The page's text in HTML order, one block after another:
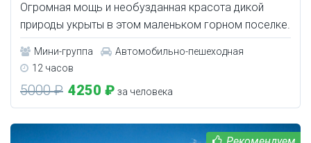
Огромная мощь и необузданная красота дикой
природы укрыты в этом маленьком горном поселке.
Мини-группа
Автомобильно-пешеходная
12 часов
5000 ₽ 4250 ₽ за человека